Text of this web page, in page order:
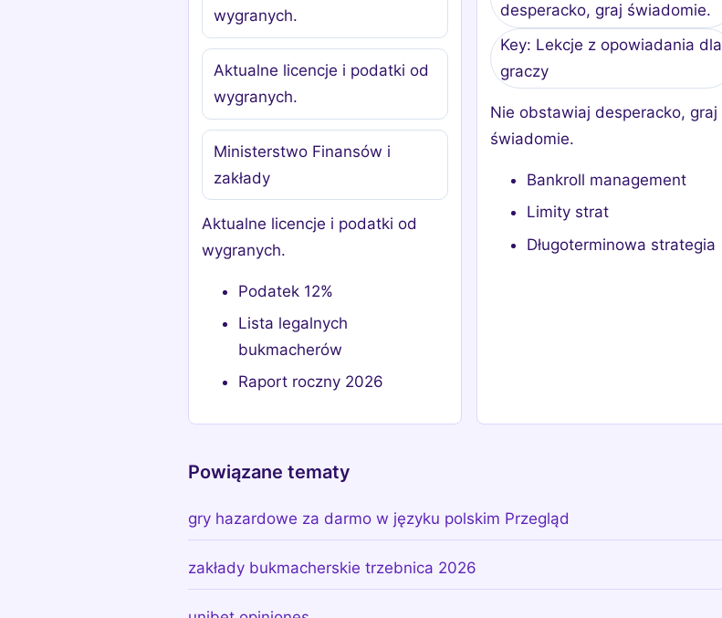
wygranych.
Aktualne licencje i podatki od
wygranych.
Ministerstwo Finansów i
zakłady
Aktualne licencje i podatki od
wygranych.
Podatek 12%
Lista legalnych
bukmacherów
Raport roczny 2026
desperacko, graj świadomie.
Key: Lekcje z opowiadania dla
graczy
Nie obstawiaj desperacko, graj
świadomie.
Bankroll management
Limity strat
Długoterminowa strategia
Powiązane tematy
gry hazardowe za darmo w języku polskim Przegląd
zakłady bukmacherskie trzebnica 2026